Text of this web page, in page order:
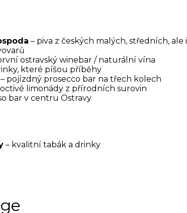
– piva z českých malých, středních, ale i
ostravský winebar / naturální vína
které píšou příběhy
– pojízdný prosecco bar na třech kolech
limonády z přírodních surovin
bar v centru Ostravy
– kvalitní tabák a drinky